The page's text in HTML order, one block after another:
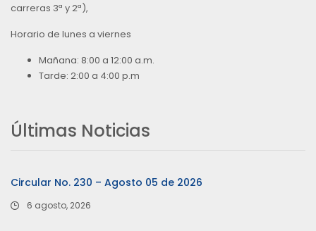
carreras 3ª y 2ª),
Horario de lunes a viernes
Mañana: 8:00 a 12:00 a.m.
Tarde: 2:00 a 4:00 p.m
Últimas Noticias
Circular No. 230 – Agosto 05 de 2026
6 agosto, 2026